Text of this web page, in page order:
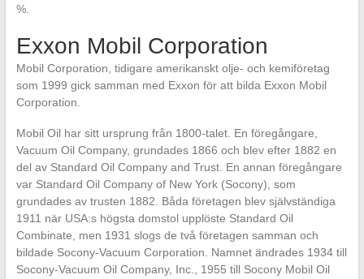
%.
Exxon Mobil Corporation
Mobil Corporation, tidigare amerikanskt olje- och kemiföretag
som 1999 gick samman med Exxon för att bilda Exxon Mobil
Corporation.
Mobil Oil har sitt ursprung från 1800-talet. En föregångare,
Vacuum Oil Company, grundades 1866 och blev efter 1882 en
del av Standard Oil Company and Trust. En annan föregångare
var Standard Oil Company of New York (Socony), som
grundades av trusten 1882. Båda företagen blev självständiga
1911 när USA:s högsta domstol upplöste Standard Oil
Combinate, men 1931 slogs de två företagen samman och
bildade Socony-Vacuum Corporation. Namnet ändrades 1934 till
Socony-Vacuum Oil Company, Inc., 1955 till Socony Mobil Oil